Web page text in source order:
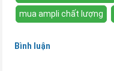
mua ampli chất lượng
Bình luận